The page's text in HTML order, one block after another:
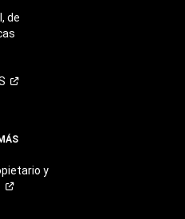
de
y